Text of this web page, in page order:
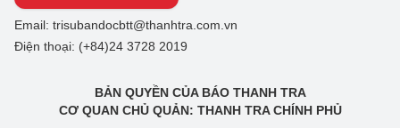
Email: trisubandocbtt@thanhtra.com.vn
Điện thoại: (+84)24 3728 2019
BẢN QUYỀN CỦA BÁO THANH TRA
CƠ QUAN CHỦ QUẢN: THANH TRA CHÍNH PHỦ